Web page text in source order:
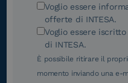
Voglio essere
offerte di INTESA.
Voglio essere
di INTESA.
È possibile ritirare il
momento inviando una e-